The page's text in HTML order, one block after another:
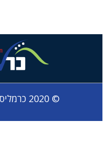
© 2020 כרמליסט